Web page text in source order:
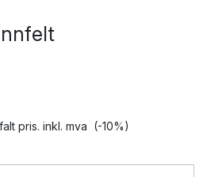
pris. inkl. mva (-10%)